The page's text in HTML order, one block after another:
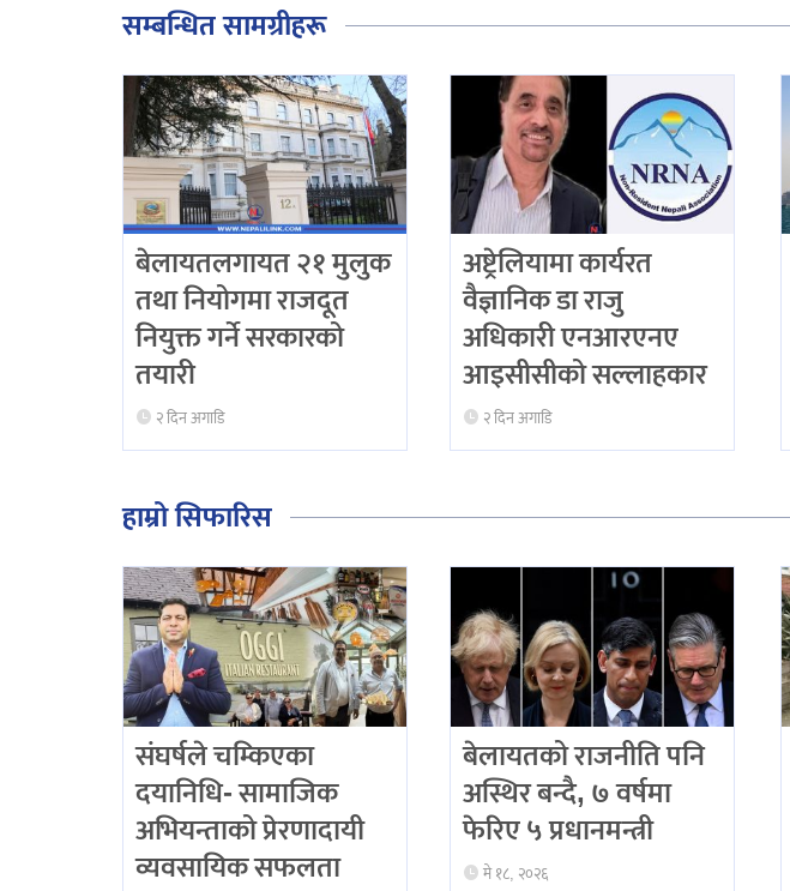
सम्बन्धित सामग्रीहरू
बेलायतलगायत २१ मुलुक
तथा नियोगमा राजदूत
नियुक्त गर्ने सरकारको
तयारी
२ दिन अगाडि
अष्ट्रेलियामा कार्यरत
वैज्ञानिक डा राजु
अधिकारी एनआरएनए
आइसीसीको सल्लाहकार
२ दिन अगाडि
हाम्रो सिफारिस
संघर्षले चम्किएका
दयानिधि- सामाजिक
अभियन्ताको प्रेरणादायी
व्यवसायिक सफलता
बेलायतको राजनीति पनि
अस्थिर बन्दै, ७ वर्षमा
फेरिए ५ प्रधानमन्त्री
मे १८, २०२६